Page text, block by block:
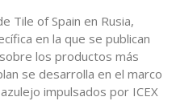
Tile of Spain en Rusia,
en la que se publican
los productos más
se desarrolla en el marco
impulsados por ICEX